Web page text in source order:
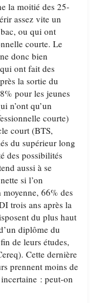
la moitié des 25-
assez vite un
ou qui ont
courte. Le
donc bien
ont fait des
la sortie du
pour les jeunes
n’ont qu’un
courte)
court (BTS,
du supérieur long
des possibilités
aussi à se
si l’on
moyenne, 66% des
trois ans après la
du plus haut
diplôme du
de leurs études,
Cette dernière
prennent moins de
: peut-on